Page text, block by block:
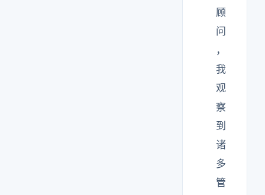
顾
问
，
我
观
察
到
诸
多
管